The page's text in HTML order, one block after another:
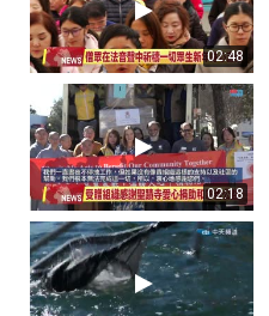
02:48
02:18